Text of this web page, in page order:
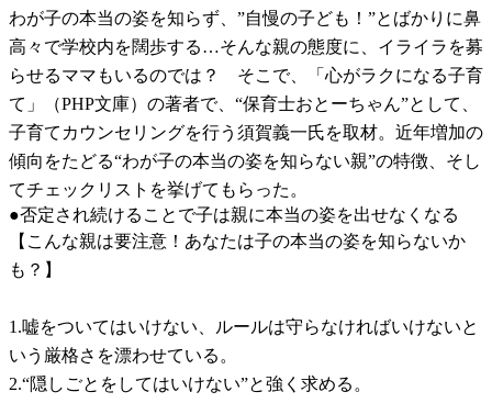
わが子の本当の姿を知らず、”自慢の子ども！”とばかりに鼻
高々で学校内を闊歩する…そんな親の態度に、イライラを募
らせるママもいるのでは？ そこで、「心がラクになる子育
て」（PHP文庫）の著者で、“保育士おとーちゃん”として、
子育てカウンセリングを行う須賀義一氏を取材。近年増加の
傾向をたどる“わが子の本当の姿を知らない親”の特徴、そし
てチェックリストを挙げてもらった。
●否定され続けることで子は親に本当の姿を出せなくなる
【こんな親は要注意！あなたは子の本当の姿を知らないか
も？】
1.嘘をついてはいけない、ルールは守らなければいけないと
いう厳格さを漂わせている。
2.“隠しごとをしてはいけない”と強く求める。